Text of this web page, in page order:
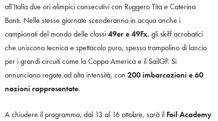
all’Italia due ori olimpici consecutivi con Ruggero Tita e Caterina
Banti. Nelle stesse giornate scenderanno in acqua anche i
campionati del mondo delle classi49er e 49Fx, gli skiff acrobatici
che uniscono tecnica e spettacolo puro, spesso trampolino di lancio
per i grandi circuiti come la Coppa America e il SailGP. Si
annunciano regate ad alta intensità, con 200 imbarcazioni e 60
nazioni rappresentate.
A chiudere il programma, dal 13 al 16 ottobre, sarà il Foil Academy